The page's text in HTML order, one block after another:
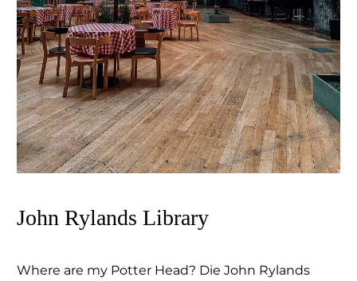
John Rylands Library
Where are my Potter Head? Die John Rylands